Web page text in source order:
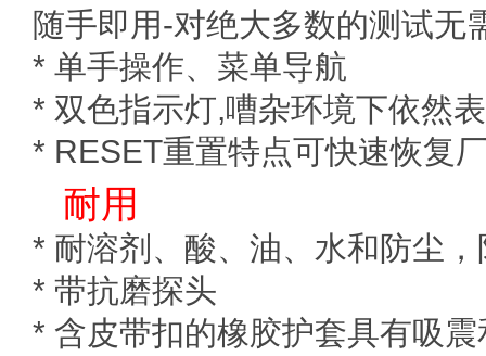
随手即用-对绝大多数的测试无
* 单手操作、菜单导航
* 双色指示灯,嘈杂环境下依然
* RESET重置特点可快速恢复
耐用
* 耐溶剂、酸、油、水和防尘，
* 带抗磨探头
* 含皮带扣的橡胶护套具有吸